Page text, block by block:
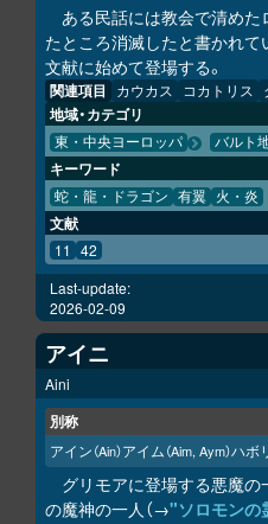
ある民話には教会で清め
たところ消滅したと書かれ
文献に始めて登場する。
関連項目 カウカス コカトリス
地域・カテゴリ
東・中央ヨーロッパ バルト
キーワード
蛇・龍・ドラゴン 有翼 火・炎
文献
11 42
Last-update:
2026-02-09
アイニ
Aini
別称
アイン（Ain）アイム（Aim, Aym）ハボ
グリモアに登場する悪魔
の魔神の一人（→"ソロモンの